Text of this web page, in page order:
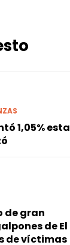
1,05% esta
de gran
de El
de víctimas